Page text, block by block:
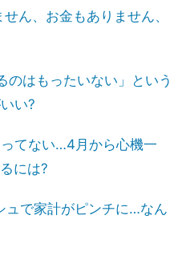
ん、お金もありません、
のはもったいない」という
い?
てない…4月から心機一
には?
ュで家計がピンチに…なん